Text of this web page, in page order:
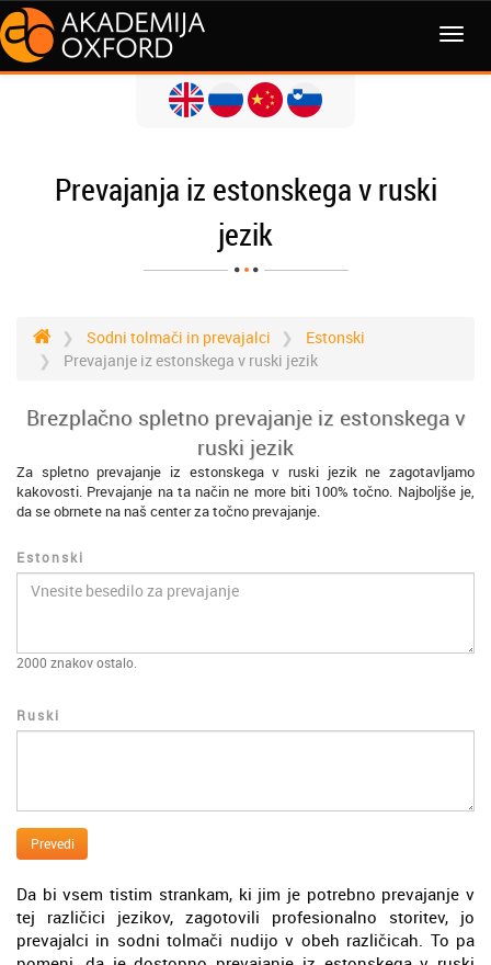
MENI
Prevajanja iz estonskega v ruski
jezik
Sodni tolmači in prevajalci
Estonski
Prevajanje iz estonskega v ruski jezik
Brezplačno spletno prevajanje iz estonskega v
ruski jezik
Za spletno prevajanje iz estonskega v ruski jezik ne zagotavljamo
kakovosti. Prevajanje na ta način ne more biti 100% točno. Najboljše je,
da se obrnete na naš center za točno prevajanje.
Estonski
2000 znakov ostalo.
Ruski
Prevedi
Da bi vsem tistim strankam, ki jim je potrebno prevajanje v
tej različici jezikov, zagotovili profesionalno storitev, jo
prevajalci in sodni tolmači nudijo v obeh različicah. To pa